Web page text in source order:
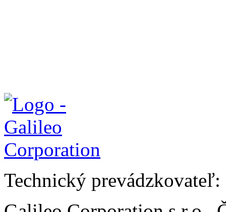
Technický prevádzkovateľ: